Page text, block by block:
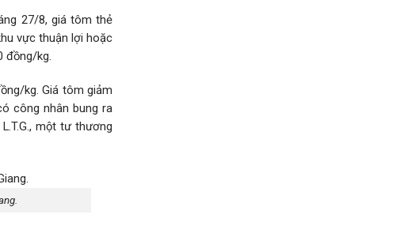
27/8, giá tôm thẻ
vực thuận lợi hoặc
đồng/kg.
kg. Giá tôm giảm
công nhân bung ra
một tư thương